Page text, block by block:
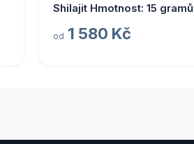
Shilajit Hmotnost: 15 gramů
od 1 580 Kč